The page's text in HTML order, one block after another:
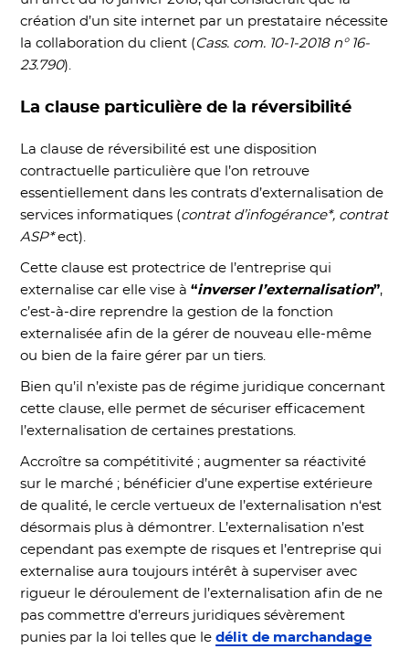
création d’un site internet par un prestataire nécessite
la collaboration du client (Cass. com. 10-1-2018 n° 16-
23.790).
La clause particulière de la réversibilité
La clause de réversibilité est une disposition
contractuelle particulière que l’on retrouve
essentiellement dans les contrats d’externalisation de
services informatiques (contrat d’infogérance*, contrat
ASP*ect).
Cette clause est protectrice de l’entreprise qui
externalise car elle vise à“inverser l’externalisation”,
c’est-à-dire reprendre la gestion de la fonction
externalisée afin de la gérer de nouveau elle-même
ou bien de la faire gérer par un tiers.
Bien qu’il n’existe pas de régime juridique concernant
cette clause, elle permet de sécuriser efficacement
l’externalisation de certaines prestations.
Accroître sa compétitivité ; augmenter sa réactivité
sur le marché ; bénéficier d’une expertise extérieure
de qualité, le cercle vertueux de l’externalisation n‘est
désormais plus à démontrer. L’externalisation n’est
cependant pas exempte de risques et l’entreprise qui
externalise aura toujours intérêt à superviser avec
rigueur le déroulement de l’externalisation afin de ne
pas commettre d’erreurs juridiques sévèrement
punies par la loi telles que ledélit de marchandage